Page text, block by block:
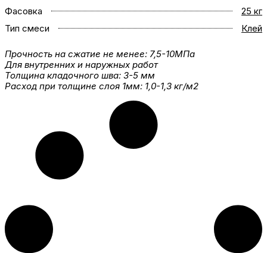
Фасовка
25 кг
Тип смеси
Клей
Прочность на сжатие не менее: 7,5-10МПа
Для внутренних и наружных работ
Толщина кладочного шва: 3-5 мм
Расход при толщине слоя 1мм: 1,0-1,3 кг/м2